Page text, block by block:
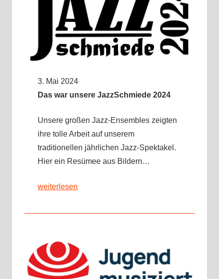
3. Mai 2024
Das war unsere JazzSchmiede 2024
Unsere großen Jazz-Ensembles zeigten
ihre tolle Arbeit auf unserem
traditionellen jährlichen Jazz-Spektakel.
Hier ein Resümee aus Bildern…
weiterlesen